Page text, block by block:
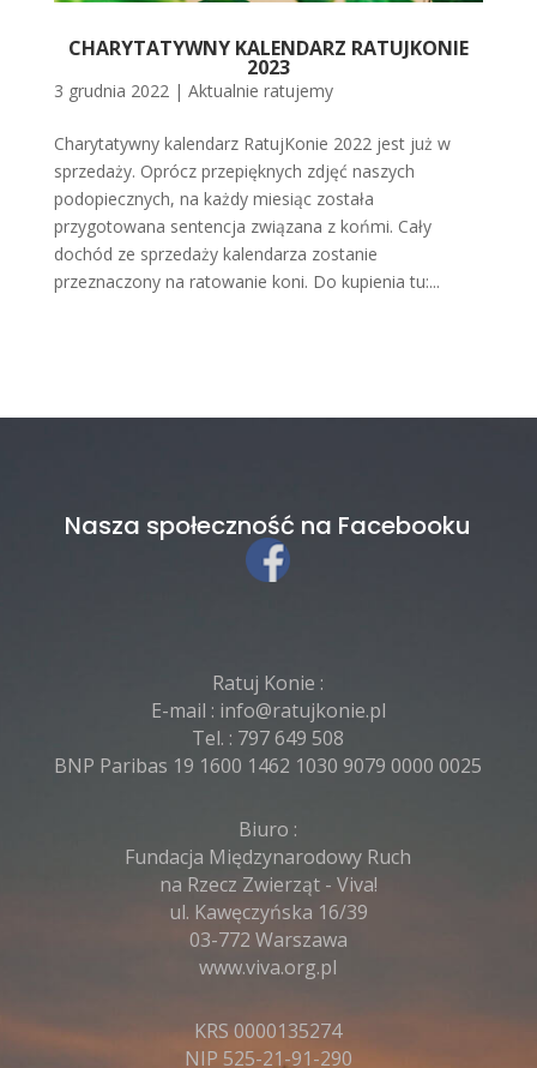
CHARYTATYWNY KALENDARZ RATUJKONIE
2023
3 grudnia 2022| Aktualnie ratujemy
Charytatywny kalendarz RatujKonie 2022 jest już w
sprzedaży. Oprócz przepięknych zdjęć naszych
podopiecznych, na każdy miesiąc została
przygotowana sentencja związana z końmi. Cały
dochód ze sprzedaży kalendarza zostanie
przeznaczony na ratowanie koni. Do kupienia tu:...
Nasza społeczność na Facebooku
Ratuj Konie :
E-mail : info@ratujkonie.pl
Tel. : 797 649 508
BNP Paribas 19 1600 1462 1030 9079 0000 0025
Biuro :
Fundacja Międzynarodowy Ruch
na Rzecz Zwierząt - Viva!
ul. Kawęczyńska 16/39
03-772 Warszawa
www.viva.org.pl
KRS 0000135274
NIP 525-21-91-290